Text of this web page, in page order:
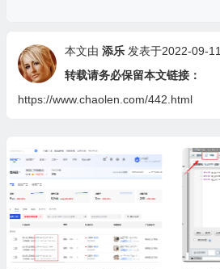
本文由 添乐 发表于2022-09-11
转载请务必保留本文链接：
https://www.chaolen.com/442.html